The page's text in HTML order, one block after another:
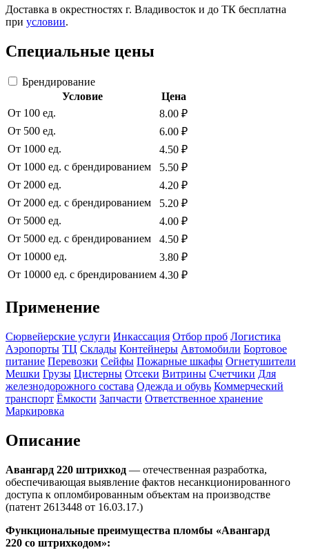
Доставка в окрестностях г. Владивосток и до ТК бесплатна
при условии.
Специальные цены
Брендирование
Условие
Цена
От 100 ед.
8.00 ₽
От 500 ед.
6.00 ₽
От 1000 ед.
4.50 ₽
От 1000 ед. с брендированием
5.50 ₽
От 2000 ед.
4.20 ₽
От 2000 ед. с брендированием
5.20 ₽
От 5000 ед.
4.00 ₽
От 5000 ед. с брендированием
4.50 ₽
От 10000 ед.
3.80 ₽
От 10000 ед. с брендированием 4.30 ₽
Применение
Сюрвейерские услуги Инкассация Отбор проб Логистика
Аэропорты ТЦ Склады Контейнеры Автомобили Бортовое
питание Перевозки Сейфы Пожарные шкафы Огнетушители
Мешки Грузы Цистерны Отсеки Витрины Счетчики Для
железнодорожного состава Одежда и обувь Коммерческий
транспорт Ёмкости Запчасти Ответственное хранение
Маркировка
Описание
Авангард 220 штрихкод — отечественная разработка,
обеспечивающая выявление фактов несанкционированного
доступа к опломбированным объектам на производстве
(патент 2613448 от 16.03.17.)
Функциональные преимущества пломбы «Авангард
220 со штрихкодом»: